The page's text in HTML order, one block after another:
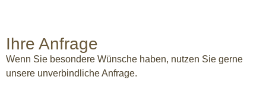
Ihre Anfrage
Wenn Sie besondere Wünsche haben, nutzen Sie gerne
unsere unverbindliche Anfrage.